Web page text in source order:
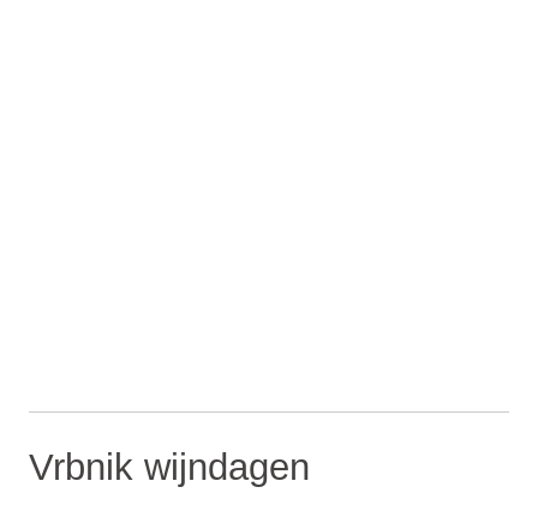
Vrbnik wijndagen